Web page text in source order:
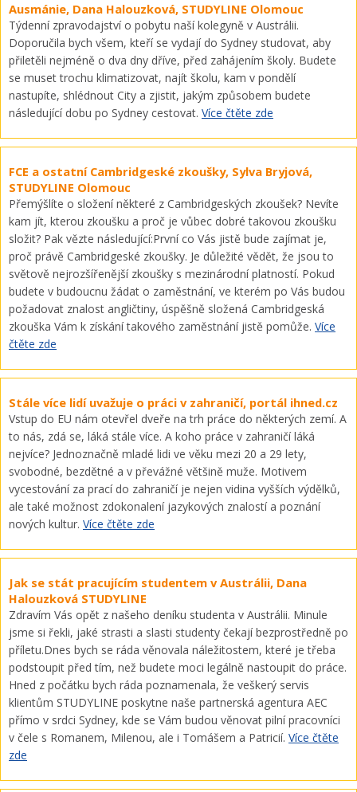
Ausmánie, Dana Halouzková, STUDYLINE Olomouc
Týdenní zpravodajství o pobytu naší kolegyně v Austrálii.
Doporučila bych všem, kteří se vydají do Sydney studovat, aby
přiletěli nejméně o dva dny dříve, před zahájením školy. Budete
se muset trochu klimatizovat, najít školu, kam v pondělí
nastupíte, shlédnout City a zjistit, jakým způsobem budete
následující dobu po Sydney cestovat. Více čtěte zde
FCE a ostatní Cambridgeské zkoušky, Sylva Bryjová,
STUDYLINE Olomouc
Přemýšlíte o složení některé z Cambridgeských zkoušek? Nevíte
kam jít, kterou zkoušku a proč je vůbec dobré takovou zkoušku
složit? Pak vězte následující:První co Vás jistě bude zajímat je,
proč právě Cambridgeské zkoušky. Je důležité vědět, že jsou to
světově nejrozšířenější zkoušky s mezinárodní platností. Pokud
budete v budoucnu žádat o zaměstnání, ve kterém po Vás budou
požadovat znalost angličtiny, úspěšně složená Cambridgeská
zkouška Vám k získání takového zaměstnání jistě pomůže. Více
čtěte zde
Stále více lidí uvažuje o práci v zahraničí, portál ihned.cz
Vstup do EU nám otevřel dveře na trh práce do některých zemí. A
to nás, zdá se, láká stále více. A koho práce v zahraničí láká
nejvíce? Jednoznačně mladé lidi ve věku mezi 20 a 29 lety,
svobodné, bezdětné a v převážné většině muže. Motivem
vycestování za prací do zahraničí je nejen vidina vyšších výdělků,
ale také možnost zdokonalení jazykových znalostí a poznání
nových kultur. Více čtěte zde
Jak se stát pracujícím studentem v Austrálii, Dana
Halouzková STUDYLINE
Zdravím Vás opět z našeho deníku studenta v Austrálii. Minule
jsme si řekli, jaké strasti a slasti studenty čekají bezprostředně po
příletu.Dnes bych se ráda věnovala náležitostem, které je třeba
podstoupit před tím, než budete moci legálně nastoupit do práce.
Hned z počátku bych ráda poznamenala, že veškerý servis
klientům STUDYLINE poskytne naše partnerská agentura AEC
přímo v srdci Sydney, kde se Vám budou věnovat pilní pracovníci
v čele s Romanem, Milenou, ale i Tomášem a Patricií. Více čtěte
zde